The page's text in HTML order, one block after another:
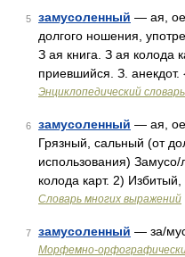
5 замусоленный — ая,
долгого ношения,
З ая книга. З ая колода
приевшийся. З.
Энциклопедический словарь
6 замусоленный — ая,
Грязный, сальный (от
использования)
колода карт. 2)
Словарь многих выражений
7 замусоленный — за/
Морфемно-